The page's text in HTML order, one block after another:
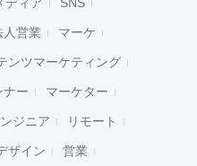
人営業 マーケ
ンツマーケティング
ナー マーケター
ジニア リモート
ザイン 営業